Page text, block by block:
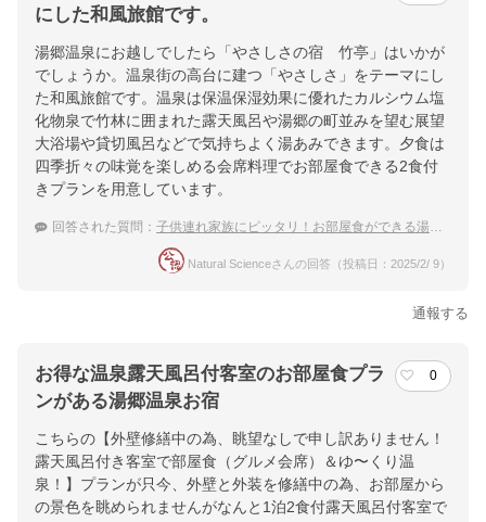
にした和風旅館です。
湯郷温泉にお越しでしたら「やさしさの宿 竹亭」はいかが
でしょうか。温泉街の高台に建つ「やさしさ」をテーマにし
た和風旅館です。温泉は保温保湿効果に優れたカルシウム塩
化物泉で竹林に囲まれた露天風呂や湯郷の町並みを望む展望
大浴場や貸切風呂などで気持ちよく湯あみできます。夕食は
四季折々の味覚を楽しめる会席料理でお部屋食できる2食付
きプランを用意しています。
回答された質問： 子供連れ家族にピッタリ！お部屋食ができる湯郷温泉のお宿は？
Natural Scienceさんの回答（投稿日：2025/2/ 9）
通報する
お得な温泉露天風呂付客室のお部屋食プラ
ンがある湯郷温泉お宿
0
こちらの【外壁修繕中の為、眺望なしで申し訳ありません！
露天風呂付き客室で部屋食（グルメ会席）＆ゆ〜くり温
泉！】プランが只今、外壁と外装を修繕中の為、お部屋から
の景色を眺められませんがなんと1泊2食付露天風呂付客室で